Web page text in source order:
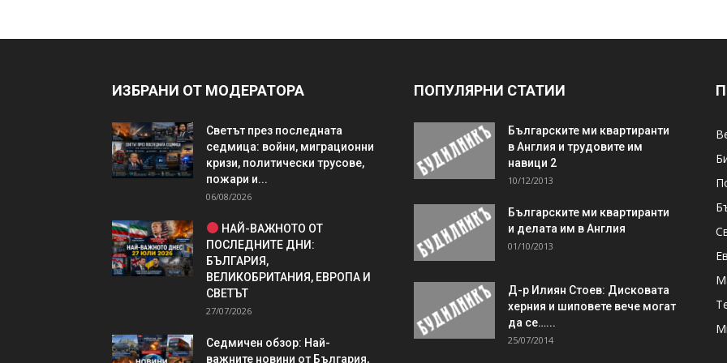
ИЗБРАНИ ОТ МОДЕРАТОРА
Светът през последната
седмица: войни, миграционни
кризи, политически трусове,
пожари и...
06/08/2026
НАЙ-ВАЖНОТО ОТ
ПОСЛЕДНИТЕ ДНИ:
БЪЛГАРИЯ,
ВЕЛИКОБРИТАНИЯ, ЕВРОПА И
СВЕТЪТ
27/07/2026
Седмичен обзор: Най-
важните новини от България,
ПОПУЛЯРНИ СТАТИИ
Българските ми квартиранти
в Англия и трудовите им
навици 2
10/12/2013
Българските ми квартиранти
и делата им в Англия
01/10/2013
Д-р Илиян Стоев: Дисковата
херния и шиповете вече могат
да се…...
25/07/2014